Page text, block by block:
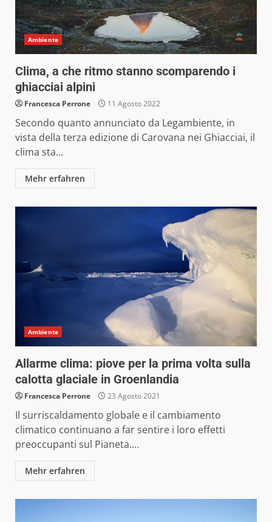
Ambiente
Clima, a che ritmo stanno scomparendo i
ghiacciai alpini
Francesca Perrone 11 Agosto 2022
Secondo quanto annunciato da Legambiente, in
vista della terza edizione di Carovana nei Ghiacciai, il
clima sta...
Mehr erfahren
Ambiente
Allarme clima: piove per la prima volta sulla
calotta glaciale in Groenlandia
Francesca Perrone 23 Agosto 2021
Il surriscaldamento globale e il cambiamento
climatico continuano a far sentire i loro effetti
preoccupanti sul Pianeta....
Mehr erfahren